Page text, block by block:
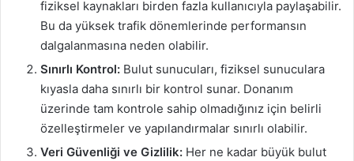
fiziksel kaynakları birden fazla kullanıcıyla paylaşabilir.
Bu da yüksek trafik dönemlerinde performansın
dalgalanmasına neden olabilir.
Sınırlı Kontrol: Bulut sunucuları, fiziksel sunuculara
kıyasla daha sınırlı bir kontrol sunar. Donanım
üzerinde tam kontrole sahip olmadığınız için belirli
özelleştirmeler ve yapılandırmalar sınırlı olabilir.
Veri Güvenliği ve Gizlilik: Her ne kadar büyük bulut